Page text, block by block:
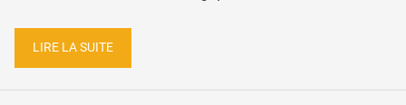
LIRE LA SUITE